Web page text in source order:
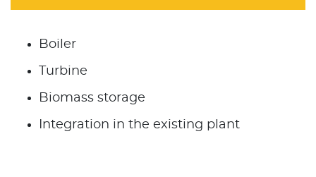
Boiler
Turbine
Biomass storage
Integration in the existing plant